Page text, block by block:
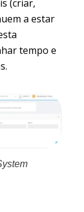
(criar,
a estar
tempo e